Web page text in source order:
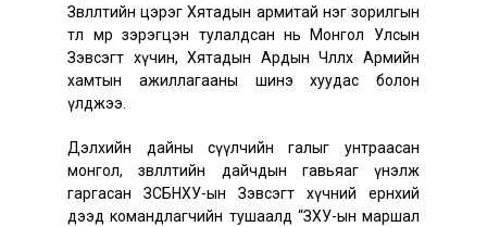
Зөвлөлтийн цэрэг Хятадын армитай нэг зорилгын
төлөө мөр зэрэгцэн тулалдсан нь Монгол Улсын
Зэвсэгт хүчин, Хятадын Ардын Чөлөөлөх Армийн
хамтын ажиллагааны шинэ хуудас болон
үлджээ.
Дэлхийн дайны сүүлчийн галыг унтраасан
монгол, зөвлөлтийн дайчдын гавьяаг үнэлж
гаргасан ЗСБНХУ-ын Зэвсэгт хүчний ерөнхий
дээд командлагчийн тушаалд “ЗХУ-ын маршал